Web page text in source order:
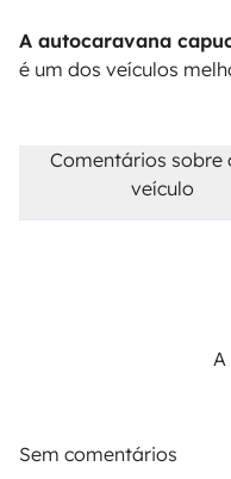
A autocaravana
é um dos veículos
Comentários sobre
veículo
A
Sem comentários